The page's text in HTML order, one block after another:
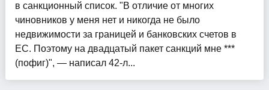
в санкционный список. "В отличие от многих
чиновников у меня нет и никогда не было
недвижимости за границей и банковских счетов в
ЕС. Поэтому на двадцатый пакет санкций мне ***
(пофиг)", — написал 42-л...